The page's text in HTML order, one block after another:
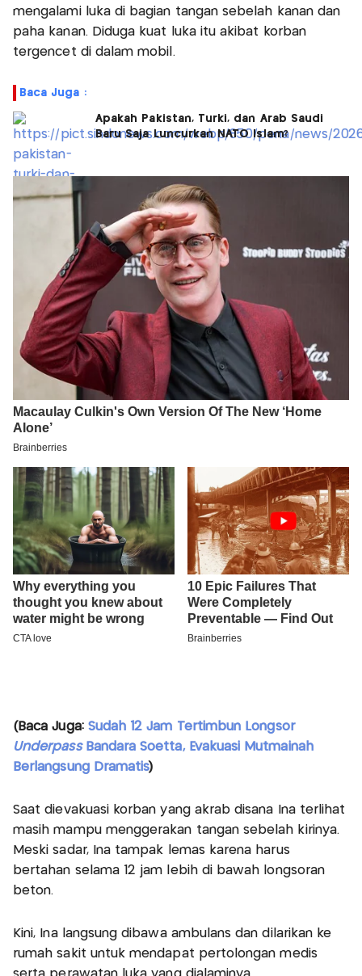
mengalami luka di bagian tangan sebelah kanan dan
paha kanan. Diduga kuat luka itu akibat korban
tergencet di dalam mobil.
Baca Juga :
Apakah Pakistan, Turki, dan Arab Saudi
Baru Saja Luncurkan NATO Islam?
(Baca Juga: Sudah 12 Jam Tertimbun Longsor
UnderpassBandara Soetta, Evakuasi Mutmainah
Saat dievakuasi korban yang akrab disana Ina terlihat
masih mampu menggerakan tangan sebelah kirinya.
Meski sadar, Ina tampak lemas karena harus
bertahan selama 12 jam lebih di bawah longsoran
Kini, Ina langsung dibawa ambulans dan dilarikan ke